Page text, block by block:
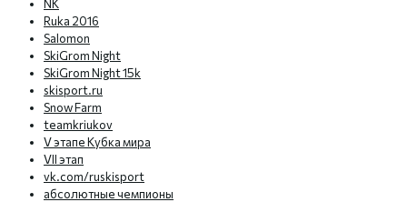
NK
Ruka 2016
Salomon
SkiGrom Night
SkiGrom Night 15k
skisport.ru
Snow Farm
teamkriukov
V этапе Кубка мира
VII этап
vk.com/ruskisport
абсолютные чемпионы